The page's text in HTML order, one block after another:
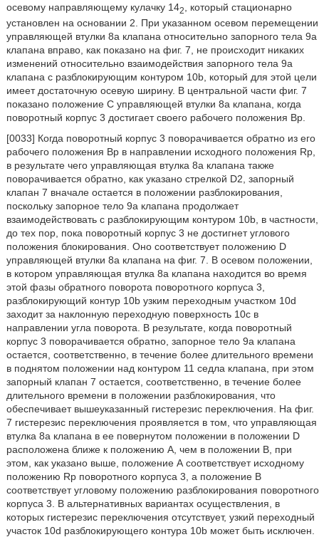
осевому направляющему кулачку 142
, который стационарно
установлен на основании 2. При указанном осевом перемещении
управляющей втулки 8а клапана относительно запорного тела 9а
клапана вправо, как показано на фиг. 7, не происходит никаких
изменений относительно взаимодействия запорного тела 9а
клапана с разблокирующим контуром 10b, который для этой цели
имеет достаточную осевую ширину. В центральной части фиг. 7
показано положение С управляющей втулки 8а клапана, когда
поворотный корпус 3 достигает своего рабочего положения Bp.
[0033] Когда поворотный корпус 3 поворачивается обратно из его
рабочего положения Bp в направлении исходного положения Rp,
в результате чего управляющая втулка 8а клапана также
поворачивается обратно, как указано стрелкой D2, запорный
клапан 7 вначале остается в положении разблокирования,
поскольку запорное тело 9а клапана продолжает
взаимодействовать с разблокирующим контуром 10b, в частности,
до тех пор, пока поворотный корпус 3 не достигнет углового
положения блокирования. Оно соответствует положению D
управляющей втулки 8а клапана на фиг. 7. В осевом положении,
в котором управляющая втулка 8а клапана находится во время
этой фазы обратного поворота поворотного корпуса 3,
разблокирующий контур 10b узким переходным участком 10d
заходит за наклонную переходную поверхность 10с в
направлении угла поворота. В результате, когда поворотный
корпус 3 поворачивается обратно, запорное тело 9а клапана
остается, соответственно, в течение более длительного времени
в поднятом положении над контуром 11 седла клапана, при этом
запорный клапан 7 остается, соответственно, в течение более
длительного времени в положении разблокирования, что
обеспечивает вышеуказанный гистерезис переключения. На фиг.
7 гистерезис переключения проявляется в том, что управляющая
втулка 8а клапана в ее повернутом положении в положении D
расположена ближе к положению А, чем в положении В, при
этом, как указано выше, положение А соответствует исходному
положению Rp поворотного корпуса 3, а положение В
соответствует угловому положению разблокирования поворотного
корпуса 3. В альтернативных вариантах осуществления, в
которых гистерезис переключения отсутствует, узкий переходный
участок 10d разблокирующего контура 10b может быть исключен.